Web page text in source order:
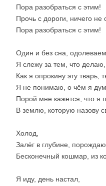
Пора разобраться с этим!
Прочь с дороги, ничего не
Пора разобраться с этим!
Один и без сна,
Я слежу за тем, что
Как я опрокину эту тварь,
Я не понимаю, о чём я
Порой мне кажется, что я
В землю, которую назову
Холод,
Залёг в глубине,
Бесконечный кошмар, из
Я иду, день настал,